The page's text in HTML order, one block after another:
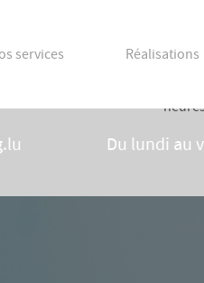
services Réalisations
Du lundi au